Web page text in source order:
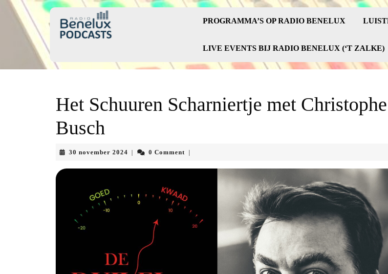
Skip
PROGRAMMA’S OP RADIO BENELUX
LIVE EVENTS BIJ RADIO BENELUX (‘T ZALKE)
Het Schuuren Scharniertje met Christophe
Busch
30 november 2024 30
2024
0 Comment